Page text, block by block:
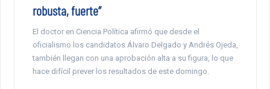
robusta, fuerte”
El doctor en Ciencia Política afirmó que desde el
oficialismo los candidatos Álvaro Delgado y Andrés Ojeda,
también llegan con una aprobación alta a su figura, lo que
hace difícil prever los resultados de este domingo.